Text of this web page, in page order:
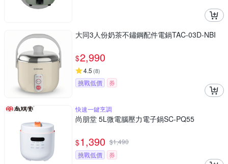
大同3人份奶茶不鏽鋼配件電鍋TAC-03D-NBI
$2,990
4.5 (8)
挑戰低價 券
快速一鍵烹調
尚朋堂 5L微電腦壓力電子鍋SC-PQ55
$1,390 $1,490
挑戰低價
券